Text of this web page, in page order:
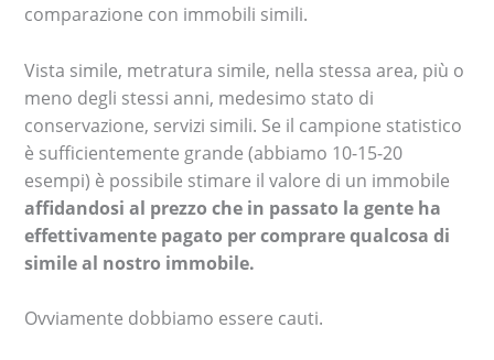
comparazione con immobili simili.
Vista simile, metratura simile, nella stessa area, più o
meno degli stessi anni, medesimo stato di
conservazione, servizi simili. Se il campione statistico
è sufficientemente grande (abbiamo 10-15-20
esempi) è possibile stimare il valore di un immobile
affidandosi al prezzo che in passato la gente ha
effettivamente pagato per comprare qualcosa di
simile al nostro immobile.
Ovviamente dobbiamo essere cauti.